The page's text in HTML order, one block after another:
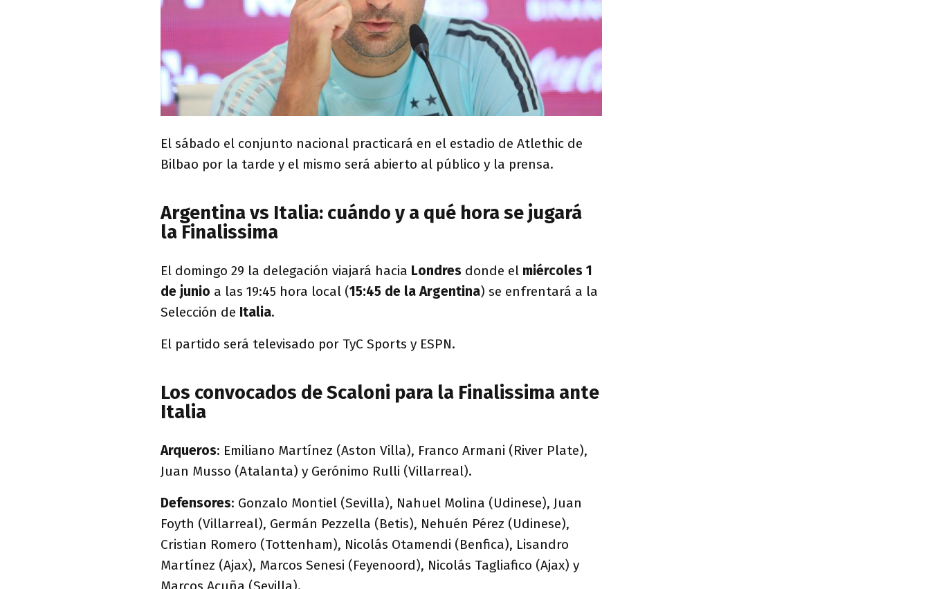
El sábado el conjunto nacional practicará en el estadio de Atlethic de
Bilbao por la tarde y el mismo será abierto al público y la prensa.
Argentina vs Italia: cuándo y a qué hora se jugará
la Finalissima
El domingo 29 la delegación viajará hacia Londres donde el miércoles 1
de junio a las 19:45 hora local (15:45 de la Argentina) se enfrentará a la
Selección de Italia.
El partido será televisado por TyC Sports y ESPN.
Los convocados de Scaloni para la Finalissima ante
Italia
Arqueros: Emiliano Martínez (Aston Villa), Franco Armani (River Plate),
Juan Musso (Atalanta) y Gerónimo Rulli (Villarreal).
Defensores: Gonzalo Montiel (Sevilla), Nahuel Molina (Udinese), Juan
Foyth (Villarreal), Germán Pezzella (Betis), Nehuén Pérez (Udinese),
Cristian Romero (Tottenham), Nicolás Otamendi (Benfica), Lisandro
Martínez (Ajax), Marcos Senesi (Feyenoord), Nicolás Tagliafico (Ajax) y